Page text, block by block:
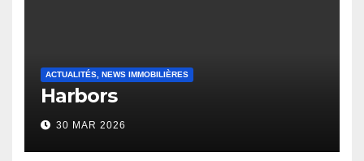
ACTUALITÉS, NEWS IMMOBILIÈRES
Harbors
30 MAR 2026